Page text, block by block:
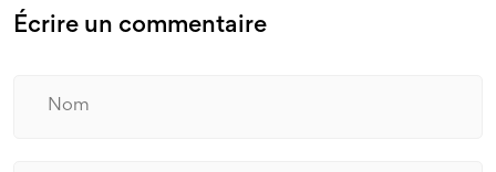
Écrire un commentaire